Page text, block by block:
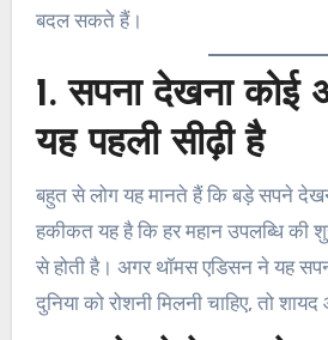
बदल सकते हैं।
1. सपना देखना कोई
यह पहली सीढ़ी है
बहुत से लोग यह मानते हैं कि बड़े सपने
हकीकत यह है कि हर महान उपलब्धि
से होती है। अगर थॉमस एडिसन ने यह
दुनिया को रोशनी मिलनी चाहिए, तो